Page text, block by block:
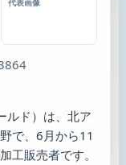
代表画像
ルド）は、北ア
で、6月から11
工販売者です。